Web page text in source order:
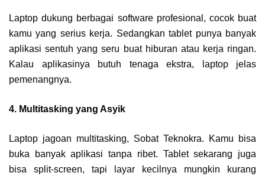
Laptop dukung berbagai software profesional, cocok buat
kamu yang serius kerja. Sedangkan tablet punya banyak
aplikasi sentuh yang seru buat hiburan atau kerja ringan.
Kalau aplikasinya butuh tenaga ekstra, laptop jelas
pemenangnya.
4. Multitasking yang Asyik
Laptop jagoan multitasking, Sobat Teknokra. Kamu bisa
buka banyak aplikasi tanpa ribet. Tablet sekarang juga
bisa split-screen, tapi layar kecilnya mungkin kurang